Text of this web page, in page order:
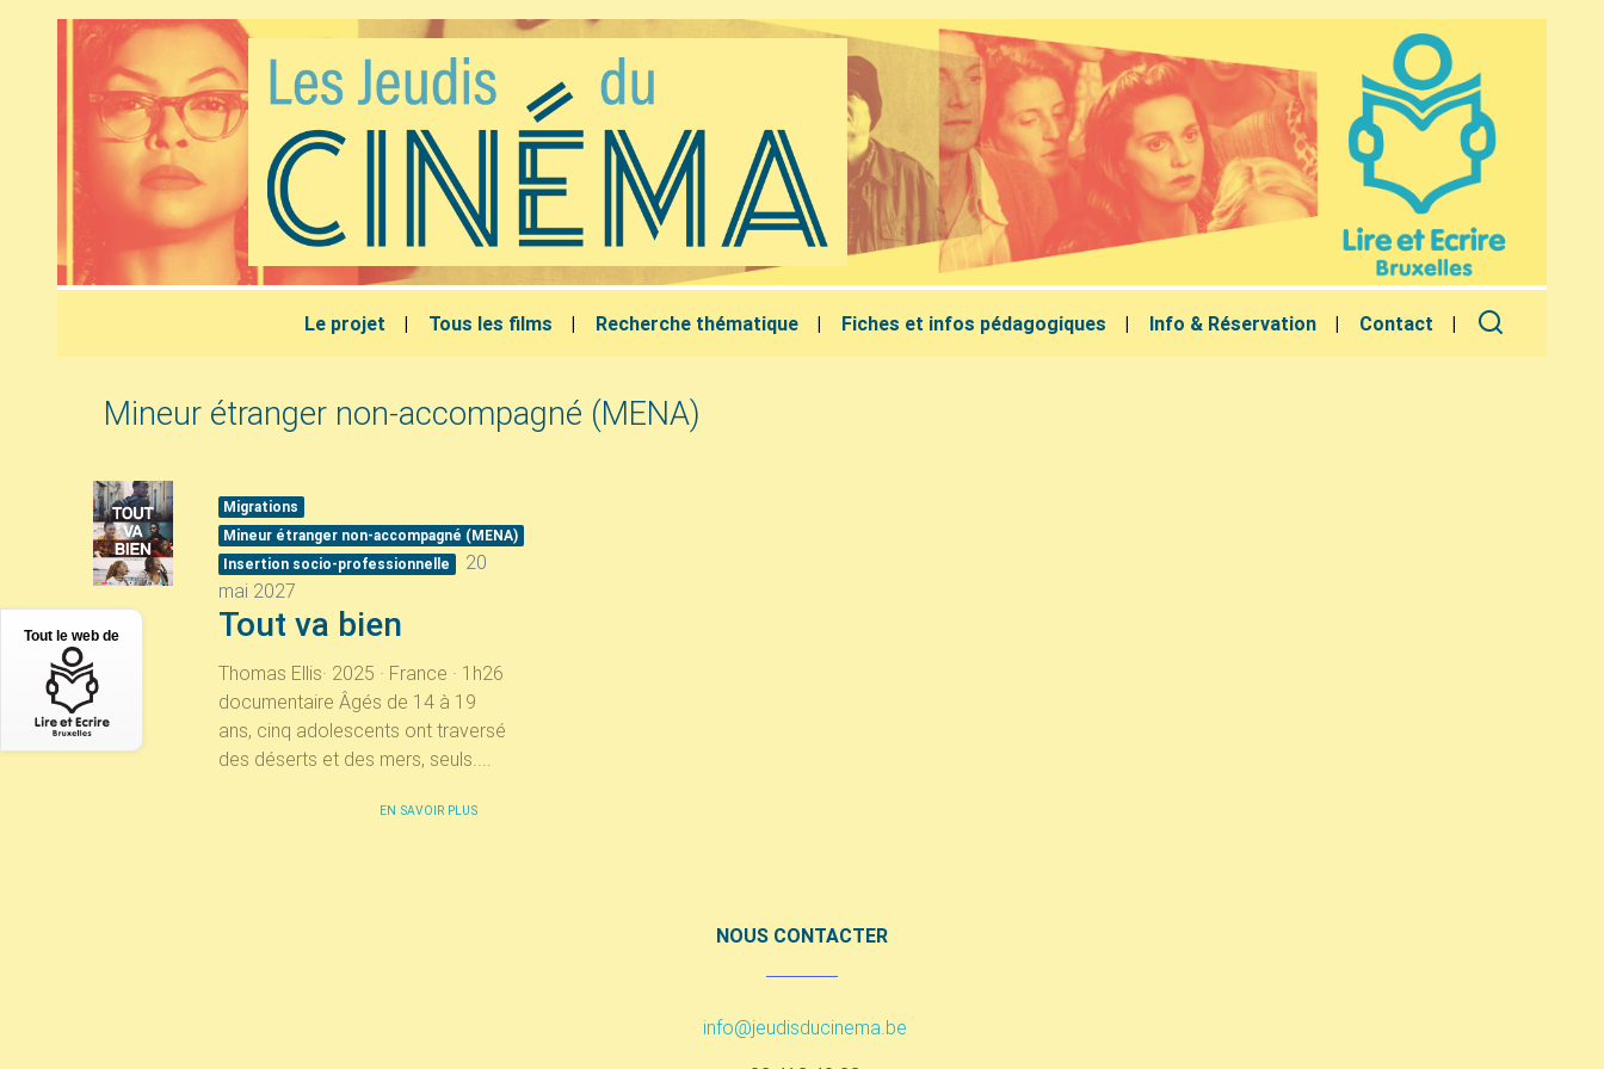
Le projet Tous les films Recherche thématique Fiches et infos pédagogiques Info & Réservation Contact
Mineur étranger non-accompagné (MENA)
Migrations
Mineur étranger non-accompagné (MENA)
Insertion socio-professionnelle
20
mai 2027
Tout va bien
Thomas Ellis· 2025 · France · 1h26
documentaire Âgés de 14 à 19
ans, cinq adolescents ont traversé
des déserts et des mers, seuls....
EN SAVOIR PLUS
NOUS CONTACTER
info@jeudisducinema.be
Tout le web de